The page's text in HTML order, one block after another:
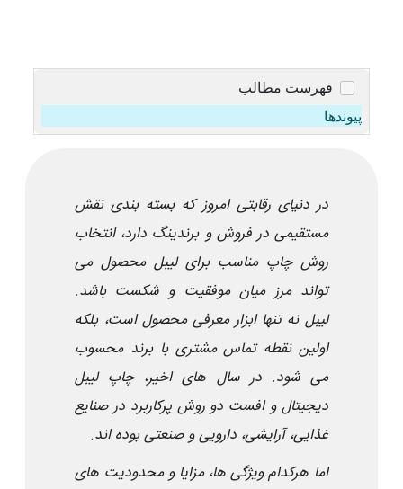
فهرست مطالب
پیوندها
در دنیای رقابتی امروز که بسته بندی نقش
مستقیمی در فروش و برندینگ دارد، انتخاب
روش چاپ مناسب برای لیبل محصول می
تواند مرز میان موفقیت و شکست باشد.
لیبل نه تنها ابزار معرفی محصول است، بلکه
اولین نقطه تماس مشتری با برند محسوب
می شود. در سال های اخیر، چاپ لیبل
دیجیتال و افست دو روش پرکاربرد در صنایع
غذایی، آرایشی، دارویی و صنعتی بوده اند.
اما هرکدام ویژگی ها، مزایا و محدودیت های